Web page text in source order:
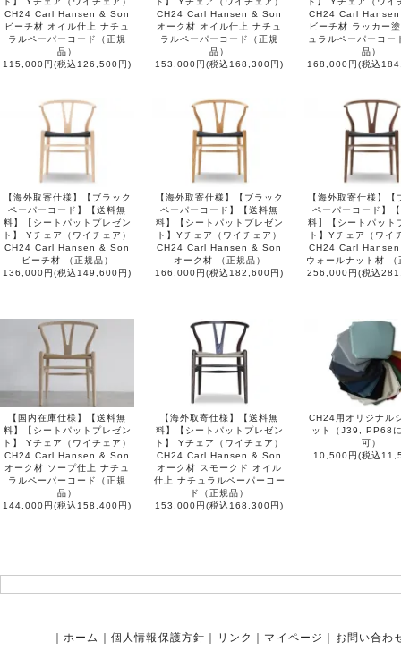
CH24 Carl Hansen & Son
ビーチ材 オイル仕上 ナチュ
ラルペーパーコード（正規
品）
115,000円(税込126,500円)
CH24 Carl Hansen & Son
オーク材 オイル仕上 ナチュ
ラルペーパーコード（正規
品）
153,000円(税込168,300円)
CH24 Carl
ビーチ材 ラッカー
ュラルペーパーコー
品）
168,000円(税込
【海外取寄仕様】【ブラック
ペーパーコード】【送料無
料】【シートパットプレゼン
ト】 Yチェア（ワイチェア）
CH24 Carl Hansen & Son
ビーチ材 （正規品）
136,000円(税込149,600円)
【海外取寄仕様】【ブラック
ペーパーコード】【送料無
料】【シートパットプレゼン
ト】Yチェア（ワイチェア）
CH24 Carl Hansen & Son
オーク材 （正規品）
166,000円(税込182,600円)
【海外取寄仕様】【
ペーパーコード】
料】【シートパット
ト】Yチェア（ワイ
CH24 Carl
ウォールナット材 （
256,000円(税込
【国内在庫仕様】【送料無
料】【シートパットプレゼン
ト】 Yチェア（ワイチェア）
CH24 Carl Hansen & Son
オーク材 ソープ仕上 ナチュ
ラルペーパーコード（正規
品）
144,000円(税込158,400円)
【海外取寄仕様】【送料無
料】【シートパットプレゼン
ト】 Yチェア（ワイチェア）
CH24 Carl Hansen & Son
オーク材 スモークド オイル
仕上 ナチュラルペーパーコー
ド（正規品）
153,000円(税込168,300円)
CH24用オリジナル
ット（J39, PP68
可）
10,500円(税込
ホーム 個人情報保護方針 リンク マイページ お問い合わ